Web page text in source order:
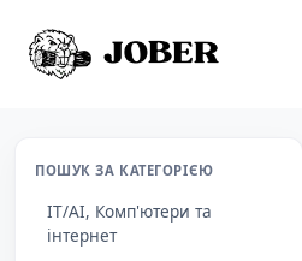
ПОШУК ЗА КАТЕГОРІЄЮ
IT/AI, Комп'ютери та
інтернет